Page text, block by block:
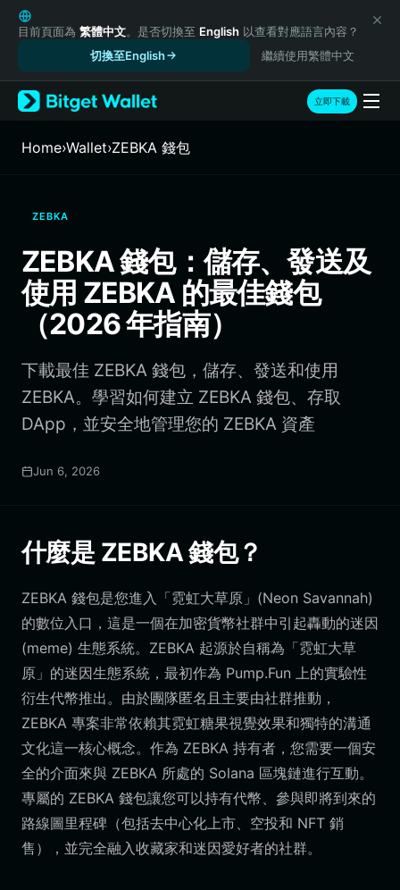
English
日本語
Русский
Español (Latinoamérica)
Türkçe
Italiano
繁體中文
Português (Portugal)
Bahasa Indonesia
ภาษาไทย
Português (Brasil)
Español (Argentina)
目前頁面為 繁體中文。是否切換至 English 以查看對應語言內容？
切換至English
繼續使用繁體中文
立即下載
Home›Wallet›ZEBKA 錢包
ZEBKA
ZEBKA 錢包：儲存、發送及
使用 ZEBKA 的最佳錢包
（2026 年指南）
下載最佳 ZEBKA 錢包，儲存、發送和使用
ZEBKA。學習如何建立 ZEBKA 錢包、存取
DApp，並安全地管理您的 ZEBKA 資產
Jun 6, 2026
什麼是 ZEBKA 錢包？
ZEBKA 錢包是您進入「霓虹大草原」(Neon Savannah)
的數位入口，這是一個在加密貨幣社群中引起轟動的迷因
(meme) 生態系統。ZEBKA 起源於自稱為「霓虹大草
原」的迷因生態系統，最初作為 Pump.Fun 上的實驗性
衍生代幣推出。由於團隊匿名且主要由社群推動，
ZEBKA 專案非常依賴其霓虹糖果視覺效果和獨特的溝通
文化這一核心概念。作為 ZEBKA 持有者，您需要一個安
全的介面來與 ZEBKA 所處的 Solana 區塊鏈進行互動。
專屬的 ZEBKA 錢包讓您可以持有代幣、參與即將到來的
路線圖里程碑（包括去中心化上市、空投和 NFT 銷
售），並完全融入收藏家和迷因愛好者的社群。